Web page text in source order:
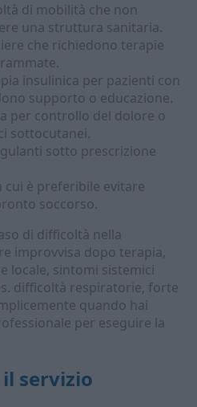
di mobilità che non
una struttura sanitaria.
che richiedono terapie
insulinica per pazienti con
supporto o educazione.
per controllo del dolore o
sottocutanei.
sotto prescrizione
cui è preferibile evitare
soccorso.
di difficoltà nella
improvvisa dopo terapia,
locale, sintomi sistemici
difficoltà respiratorie, forte
quando hai
per eseguire la
servizio